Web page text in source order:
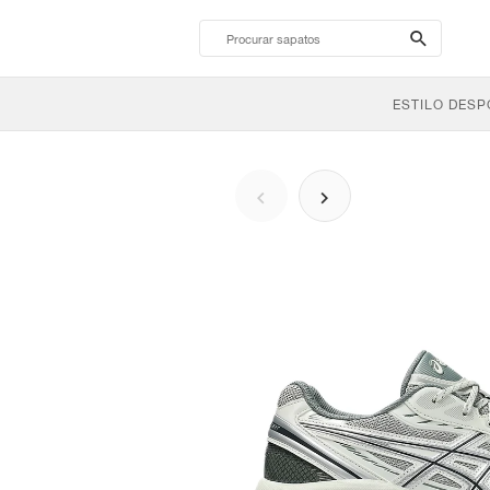
search-
btn
ESTILO